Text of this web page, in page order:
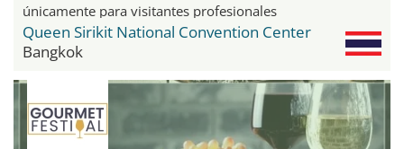
únicamente para visitantes profesionales
Queen Sirikit National Convention Center
Bangkok